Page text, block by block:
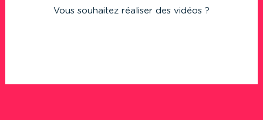
Vous souhaitez réaliser des vidéos ?